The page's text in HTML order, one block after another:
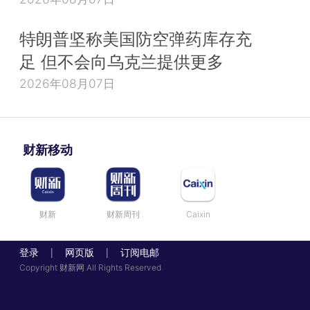
特朗普坚称美国防空弹药库存充
足 但不会向乌克兰提供更多
2026年08月07日
财新移动
财新 财新周刊 Caixin
登录 网页版 订阅电邮
Copyright 财新网 All Rights Reserved